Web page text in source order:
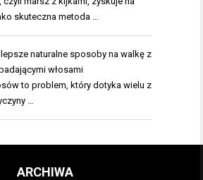
skuteczna metoda …
naturalne sposoby na walkę z
włosami
to problem, który dotyka wielu z
…
ARCHIWA